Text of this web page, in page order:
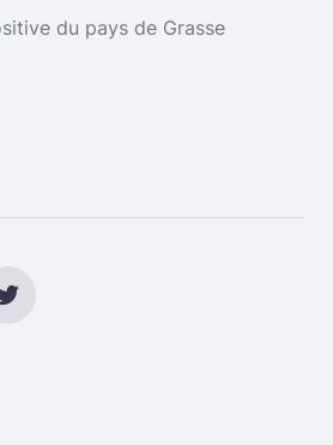
du pays de Grasse